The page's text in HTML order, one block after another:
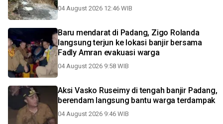
04 August 2026 12:46 WIB
Baru mendarat di Padang, Zigo Rolanda
langsung terjun ke lokasi banjir bersama
Fadly Amran evakuasi warga
04 August 2026 9:58 WIB
Aksi Vasko Ruseimy di tengah banjir Padang,
berendam langsung bantu warga terdampak
04 August 2026 9:46 WIB